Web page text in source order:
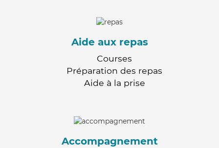
Aide aux repas
Courses
Préparation des repas
Aide à la prise
Accompagnement